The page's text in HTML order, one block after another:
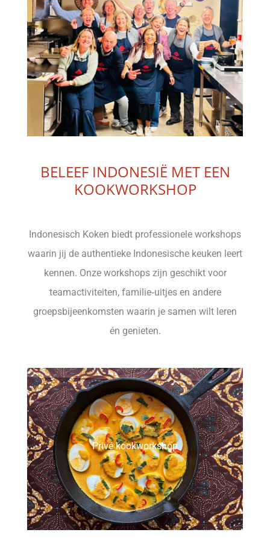
BELEEF INDONESIË MET EEN
KOOKWORKSHOP
Indonesisch Koken biedt professionele workshops
waarin jij de authentieke Indonesische keuken leert
kennen. Onze workshops zijn geschikt voor
teamactiviteiten, familie‑uitjes en andere
groepsbijeenkomsten waarin je samen wilt leren
én genieten.
Privé kookworkshop